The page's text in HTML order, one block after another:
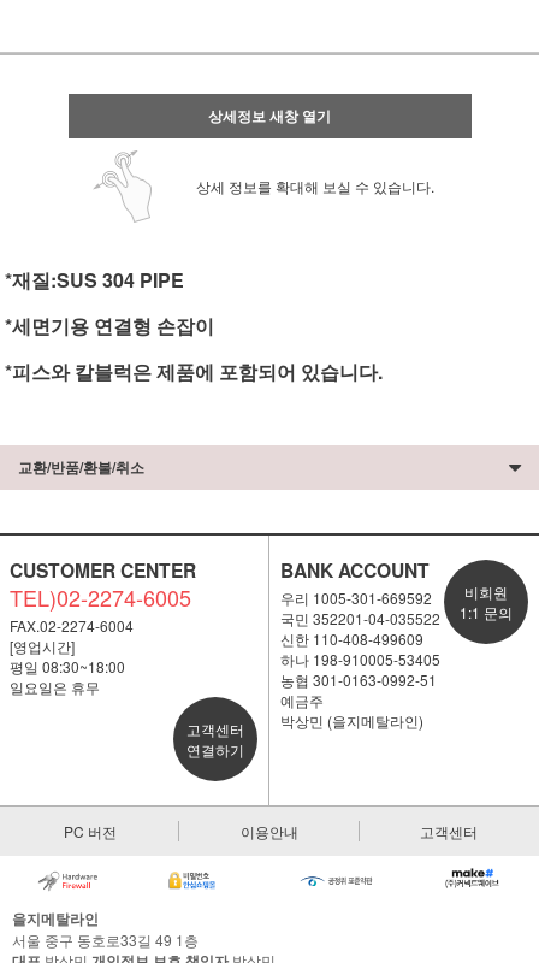
상세정보 새창 열기
상세 정보를 확대해 보실 수 있습니다.
*재질:SUS 304 PIPE
*세면기용 연결형 손잡이
*피스와 칼블럭은 제품에 포함되어 있습니다.
교환/반품/환불/취소
CUSTOMER CENTER
TEL)02-2274-6005
FAX.02-2274-6004
[영업시간]
평일 08:30~18:00
일요일은 휴무
고객센터
연결하기
BANK ACCOUNT
우리 1005-301-669592
국민 352201-04-035522
신한 110-408-499609
하나 198-910005-53405
농협 301-0163-0992-51
예금주
박상민 (을지메탈라인)
비회원
1:1 문의
PC 버전 이용안내 고객센터
을지메탈라인
서울 중구 동호로33길 49 1층